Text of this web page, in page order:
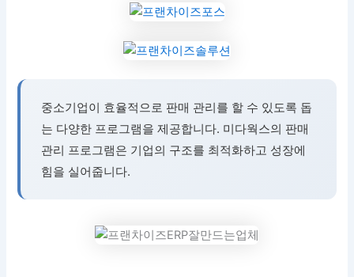
중소기업이 효율적으로 판매 관리를 할 수 있도록 돕
는 다양한 프로그램을 제공합니다. 미다웍스의 판매
관리 프로그램은 기업의 구조를 최적화하고 성장에
힘을 실어줍니다.